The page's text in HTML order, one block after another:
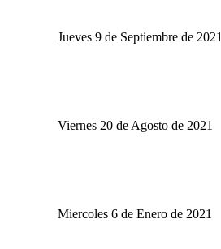
Jueves 9 de Septiembre de 2021
Viernes 20 de Agosto de 2021
Miercoles 6 de Enero de 2021